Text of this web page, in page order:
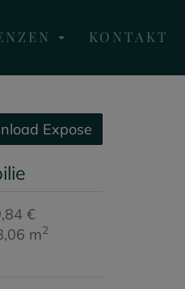
KONTAKT
Expose
€
m2